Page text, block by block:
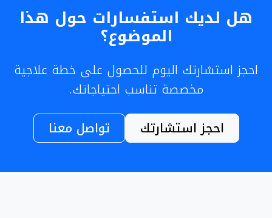
هل لديك استفسارات حول هذا
الموضوع؟
احجز استشارتك اليوم للحصول على خطة علاجية
مخصصة تناسب احتياجاتك.
احجز استشارتك
تواصل معنا